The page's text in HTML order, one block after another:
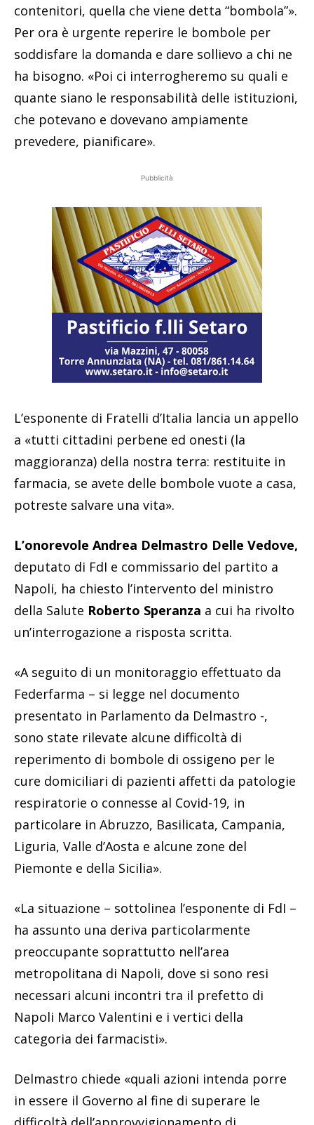
contenitori, quella che viene detta “bombola”».
Per ora è urgente reperire le bombole per
soddisfare la domanda e dare sollievo a chi ne
ha bisogno. «Poi ci interrogheremo su quali e
quante siano le responsabilità delle istituzioni,
che potevano e dovevano ampiamente
prevedere, pianificare».
Pubblicità
L’esponente di Fratelli d’Italia lancia un appello
a «tutti cittadini perbene ed onesti (la
maggioranza) della nostra terra: restituite in
farmacia, se avete delle bombole vuote a casa,
potreste salvare una vita».
L’onorevole Andrea Delmastro Delle Vedove,
deputato di FdI e commissario del partito a
Napoli, ha chiesto l’intervento del ministro
della Salute Roberto Speranza a cui ha rivolto
un’interrogazione a risposta scritta.
«A seguito di un monitoraggio effettuato da
Federfarma – si legge nel documento
presentato in Parlamento da Delmastro -,
sono state rilevate alcune difficoltà di
reperimento di bombole di ossigeno per le
cure domiciliari di pazienti affetti da patologie
respiratorie o connesse al Covid-19, in
particolare in Abruzzo, Basilicata, Campania,
Liguria, Valle d’Aosta e alcune zone del
Piemonte e della Sicilia».
«La situazione – sottolinea l’esponente di FdI –
ha assunto una deriva particolarmente
preoccupante soprattutto nell’area
metropolitana di Napoli, dove si sono resi
necessari alcuni incontri tra il prefetto di
Napoli Marco Valentini e i vertici della
categoria dei farmacisti».
Delmastro chiede «quali azioni intenda porre
in essere il Governo al fine di superare le